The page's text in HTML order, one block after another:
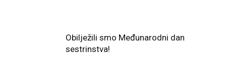
Obilježili smo Međunarodni dan
sestrinstva!